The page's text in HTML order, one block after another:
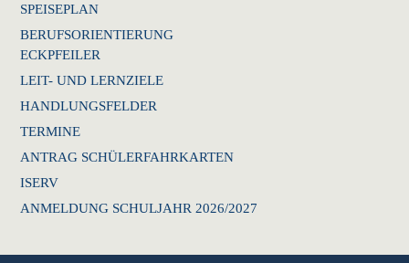
SPEISEPLAN
BERUFSORIENTIERUNG
ECKPFEILER
LEIT- UND LERNZIELE
HANDLUNGSFELDER
TERMINE
ANTRAG SCHÜLERFAHRKARTEN
ISERV
ANMELDUNG SCHULJAHR 2026/2027